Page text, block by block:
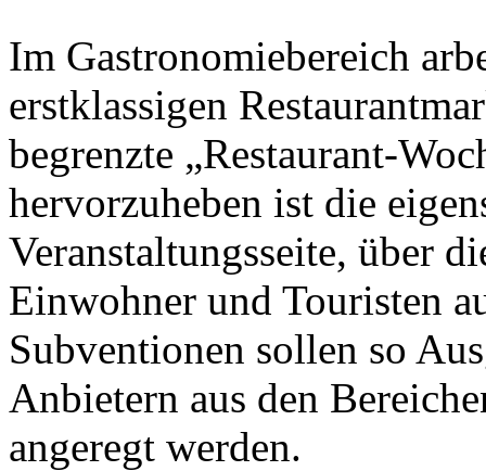
Im Gastronomiebereich
erstklassigen
begrenzte „Restaurant-
hervorzuheben ist die
Veranstaltungsseite, über
Einwohner und Touristen
Subventionen sollen so
Anbietern aus den
angeregt werden.